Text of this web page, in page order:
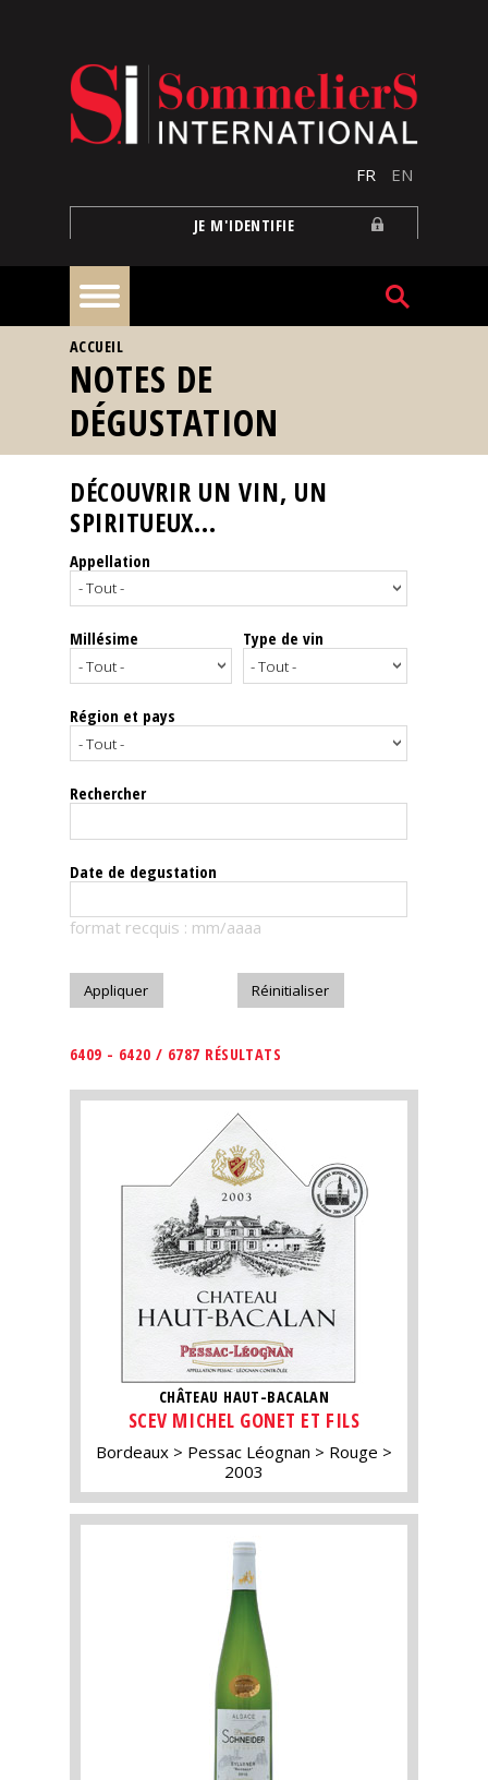
FR EN
JE M'IDENTIFIE
À
la
une
Reportages
Nos
Spiritueux
Notes
dégustation
Le
magazine
Télécharger
VOUS ÊTES ICI
ACCUEIL
NOTES DE
DÉGUSTATION
DÉCOUVRIR UN VIN, UN
SPIRITUEUX...
Appellation
Millésime Type de vin
Région et pays
Rechercher
Date de degustation
format recquis : mm/aaaa
6409 - 6420 / 6787 RÉSULTATS
CHÂTEAU HAUT-BACALAN
SCEV MICHEL GONET ET FILS
Bordeaux Pessac Léognan
Rouge
2003